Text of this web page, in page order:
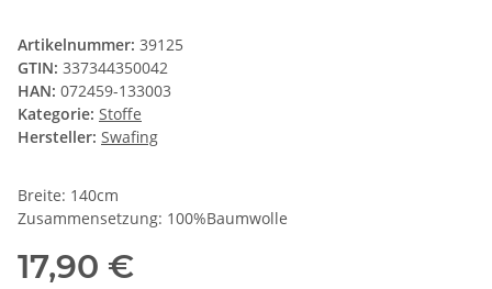
Artikelnummer: 39125
GTIN: 337344350042
HAN: 072459-133003
Kategorie: Stoffe
Hersteller: Swafing
Breite: 140cm
Zusammensetzung: 100%Baumwolle
17,90 €